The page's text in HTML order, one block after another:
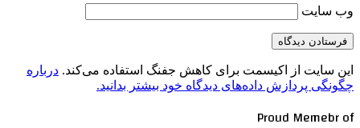
وب‌ سایت
این سایت از اکیسمت برای کاهش جفنگ استفاده می‌کند. درباره
چگونگی پردازش داده‌های دیدگاه خود بیشتر بدانید.
Proud Memebr of